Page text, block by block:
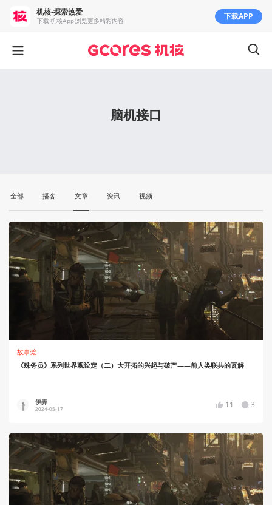
脑机接口
全部 播客 文章 资讯 视频
故事烩
《殊务员》系列世界观设定（二）大开拓的兴起与破产——前人类联共的瓦解
伊弄
2024-05-17 11 3
机核-探索热爱
下载 机核App 浏览更多精彩内容 下载APP